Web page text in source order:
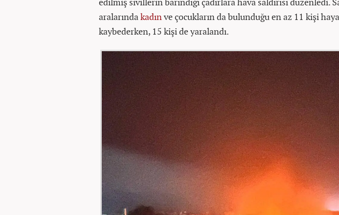
aralarındakadınve çocukların da bulunduğu en az 11 kişi
kaybederken, 15 kişi de yaralandı.